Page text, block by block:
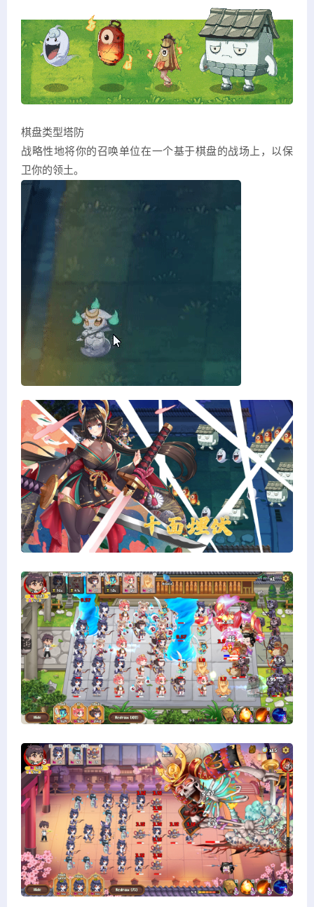
棋盘类型塔防
战略性地将你的召唤单位在一个基于棋盘的战场上，以保
卫你的领土。